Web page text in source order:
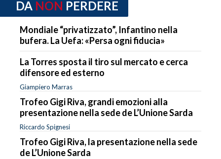
DA NON PERDERE
Mondiale “privatizzato”, Infantino nella
bufera. La Uefa: «Persa ogni fiducia»
La Torres sposta il tiro sul mercato e cerca
difensore ed esterno
Giampiero Marras
Trofeo Gigi Riva, grandi emozioni alla
presentazione nella sede de L’Unione Sarda
Riccardo Spignesi
Trofeo Gigi Riva, la presentazione nella sede
de L’Unione Sarda